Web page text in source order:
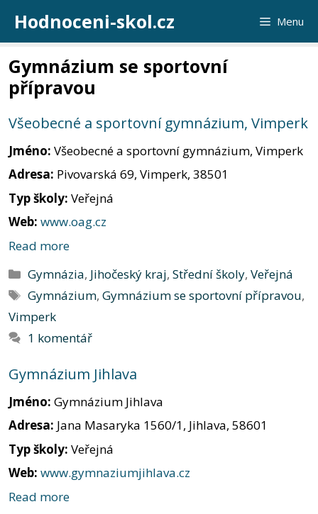
obsah
Hodnoceni-skol.cz Menu
Gymnázium se sportovní
přípravou
Všeobecné a sportovní gymnázium, Vimperk
Jméno: Všeobecné a sportovní gymnázium, Vimperk
Adresa: Pivovarská 69, Vimperk, 38501
Typ školy: Veřejná
Web: www.oag.cz
Read more
Rubriky
Gymnázia, Jihočeský kraj,Střední školy,Veřejná
Štítky
Gymnázium,Gymnázium se sportovní přípravou,
Vimperk
1 komentář
Gymnázium Jihlava
Jméno: Gymnázium Jihlava
Adresa: Jana Masaryka 1560/1, Jihlava, 58601
Typ školy: Veřejná
Web: www.gymnaziumjihlava.cz
Read more